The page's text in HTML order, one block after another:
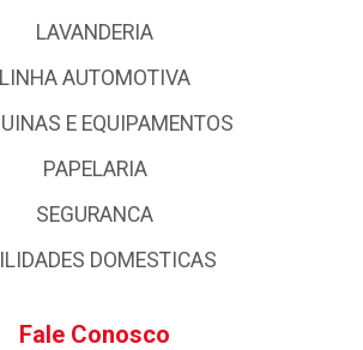
LAVANDERIA
LINHA AUTOMOTIVA
E EQUIPAMENTOS
PAPELARIA
SEGURANCA
DOMESTICAS
Fale Conosco